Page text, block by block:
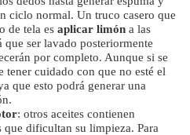
ciclo normal. Un truco casero que
de tela es aplicar limón a las
que ser lavado posteriormente
por completo. Aunque si se
tener cuidado con que no esté el
que esto podrá generar una
: otros aceites contienen
que dificultan su limpieza. Para